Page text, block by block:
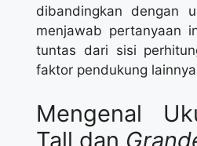
dibandingkan dengan
menjawab pertanyaan
tuntas dari sisi
faktor pendukung
Mengenal
Tall dan